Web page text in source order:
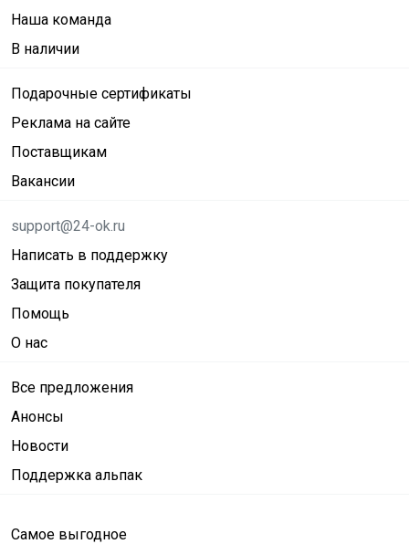
Наша команда
В наличии
Подарочные сертификаты
Реклама на сайте
Поставщикам
Вакансии
support@24-ok.ru
Написать в поддержку
Защита покупателя
Помощь
О нас
Все предложения
Анонсы
Новости
Поддержка альпак
Самое выгодное